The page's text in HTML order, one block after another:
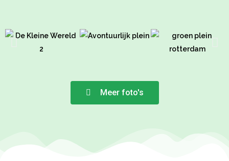
Meer foto's